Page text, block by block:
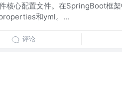
核心配置文件。在SpringBoot框
和yml。...
评论